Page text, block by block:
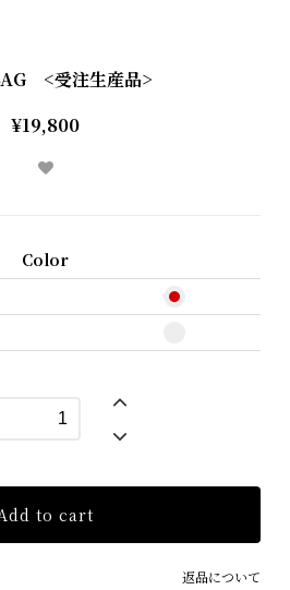
<受注生産品>
¥19,800
Color
to cart
返品について